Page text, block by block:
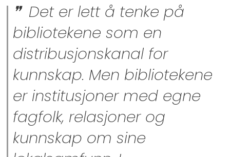
Det er lett å tenke på
bibliotekene som en
distribusjonskanal for
kunnskap. Men bibliotekene
er institusjoner med egne
fagfolk, relasjoner og
kunnskap om sine